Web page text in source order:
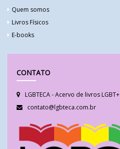
Quem somos
Livros Físicos
E-books
CONTATO
LGBTECA - Acervo de livros LGBT+
contato@lgbteca.com.br